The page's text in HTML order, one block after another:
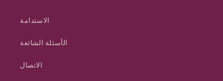
الاستدامة
الأسئلة الشائعة
الاتصال